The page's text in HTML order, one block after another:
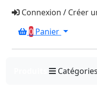
Connexion / Créer
0 Panier
Catégories